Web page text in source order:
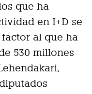
que ha
en I+D se
al que ha
530 millones